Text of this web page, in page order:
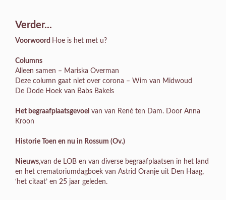
Verder...
Voorwoord Hoe is het met u?
Columns
Alleen samen – Mariska Overman
Deze column gaat niet over corona – Wim van Midwoud
De Dode Hoek van Babs Bakels
Het begraafplaatsgevoel van van René ten Dam. Door Anna
Kroon
Historie Toen en nu in Rossum (Ov.)
Nieuws,van de LOB en van diverse begraafplaatsen in het land
en het crematoriumdagboek van Astrid Oranje uit Den Haag,
‘het citaat’ en 25 jaar geleden.